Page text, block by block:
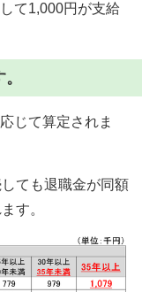
て1,000円が支給
じて算定されま
ても退職金が同額
す。